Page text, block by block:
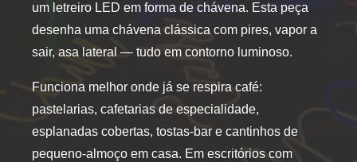
um letreiro LED em forma de chávena. Esta peça
desenha uma chávena clássica com pires, vapor a
sair, asa lateral — tudo em contorno luminoso.
Funciona melhor onde já se respira café:
pastelarias, cafetarias de especialidade,
esplanadas cobertas, tostas-bar e cantinhos de
pequeno-almoço em casa. Em escritórios com